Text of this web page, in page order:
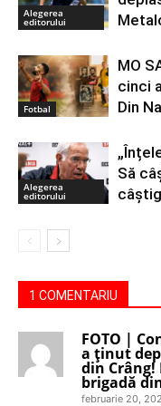
Alegerea
editorului
Fotbal
MO
cinci
Din
Alegerea
editorului
Să
1 COMENTARIU
FOTO |
a ţinut
din Crâng!
brigadă
februarie 20,